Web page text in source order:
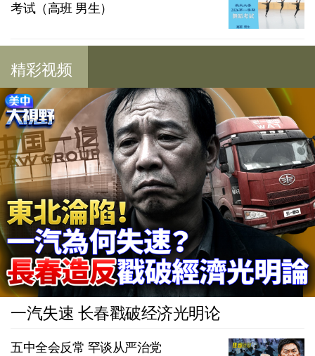
考试（高班 男生）
精彩视频
一汽失速 长春戳破经济光明论
五中全会反常 罕谈从严治党